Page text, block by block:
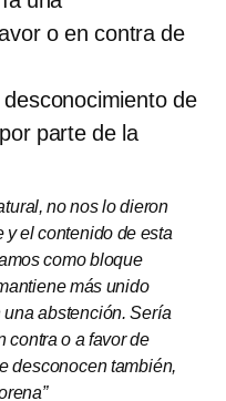
o en contra de
de
parte de la
no nos lo dieron
y el contenido de esta
como bloque
más unido
abstención. Sería
contra o a favor de
desconocen también,